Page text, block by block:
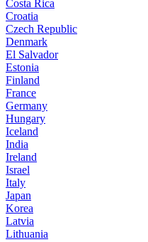
Costa Rica
Croatia
Czech Republic
Denmark
El Salvador
Estonia
Finland
France
Germany
Hungary
Iceland
India
Ireland
Israel
Italy
Japan
Korea
Latvia
Lithuania